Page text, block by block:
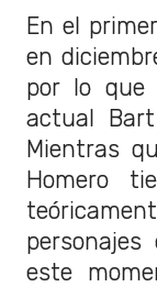
En el
en
por lo
actual
Mientras
Homero
este